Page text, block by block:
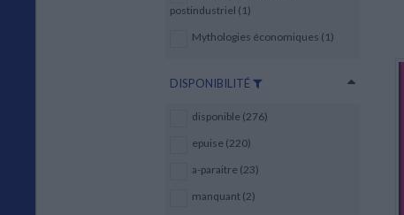
postindustriel (1)
Mythologies économiques (1)
DISPONIBILITÉ
disponible (276)
epuise (220)
a-paraitre (23)
manquant (2)